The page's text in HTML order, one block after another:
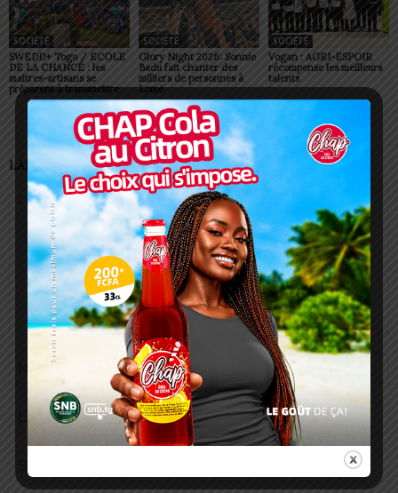
SOCIÉTÉ
SWEDD+ Togo / ECOLE
DE LA CHANCE : les
maitres-artisans se
préparent à transmettre
SOCIÉTÉ
Glory Night 2026: Sonnie
Badu fait chanter des
milliers de personnes à
Lomé
SOCIÉTÉ
Vogan : AGRI-ESPOIR
récompense les meilleurs
talents
LAISSER UN COMMENTAIRE